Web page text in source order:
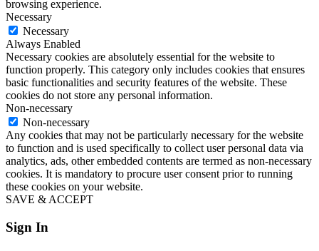
browsing experience.
Necessary
Necessary
Always Enabled
Necessary cookies are absolutely essential for the website to
function properly. This category only includes cookies that ensures
basic functionalities and security features of the website. These
cookies do not store any personal information.
Non-necessary
Non-necessary
Any cookies that may not be particularly necessary for the website
to function and is used specifically to collect user personal data via
analytics, ads, other embedded contents are termed as non-necessary
cookies. It is mandatory to procure user consent prior to running
these cookies on your website.
SAVE & ACCEPT
Sign In